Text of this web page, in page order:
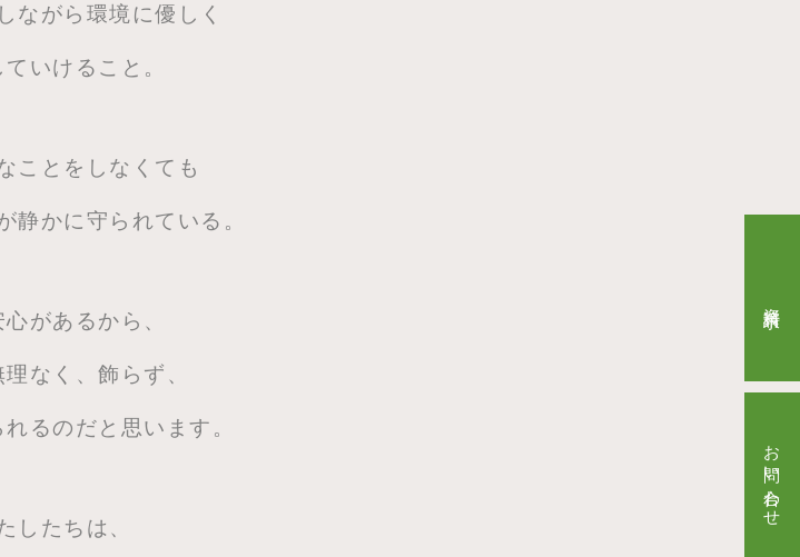
ながら環境に優しく
いけること。
ことをしなくても
静かに守られている。
があるから、
なく、飾らず、
るのだと思います。
したちは、
お問い合わせ